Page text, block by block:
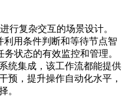
行复杂交互的场景设计。
用条件判断和等待节点智
状态的有效监控和管理。
统集成，该工作流都能提供
预，提升操作自动化水平，
。